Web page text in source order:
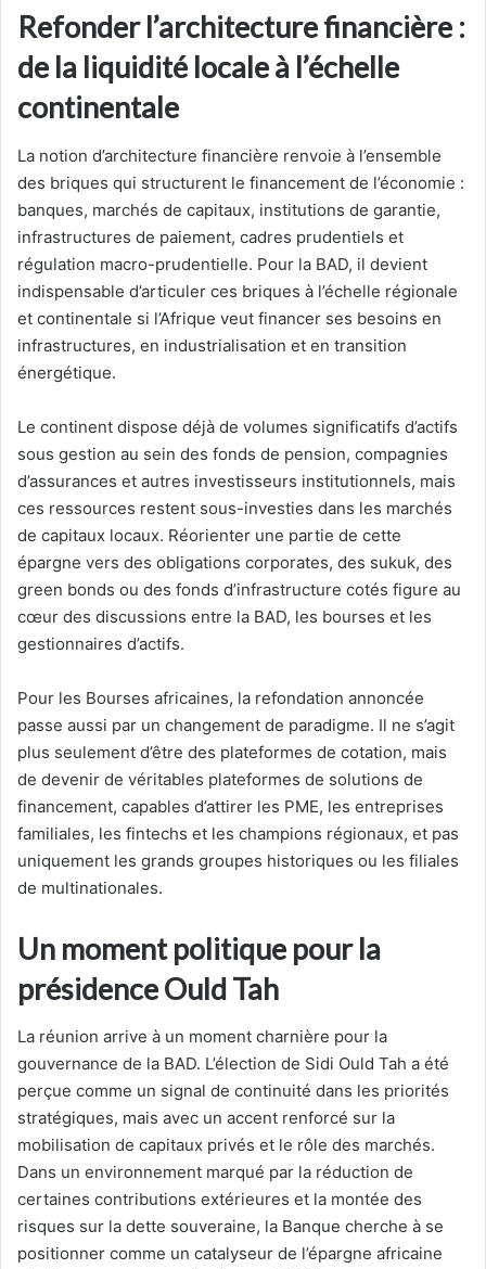
Refonder l’architecture financière :
de la liquidité locale à l’échelle
continentale
La notion d’architecture financière renvoie à l’ensemble
des briques qui structurent le financement de l’économie :
banques, marchés de capitaux, institutions de garantie,
infrastructures de paiement, cadres prudentiels et
régulation macro-prudentielle. Pour la BAD, il devient
indispensable d’articuler ces briques à l’échelle régionale
et continentale si l’Afrique veut financer ses besoins en
infrastructures, en industrialisation et en transition
énergétique.
Le continent dispose déjà de volumes significatifs d’actifs
sous gestion au sein des fonds de pension, compagnies
d’assurances et autres investisseurs institutionnels, mais
ces ressources restent sous-investies dans les marchés
de capitaux locaux. Réorienter une partie de cette
épargne vers des obligations corporates, des sukuk, des
green bonds ou des fonds d’infrastructure cotés figure au
cœur des discussions entre la BAD, les bourses et les
gestionnaires d’actifs.
Pour les Bourses africaines, la refondation annoncée
passe aussi par un changement de paradigme. Il ne s’agit
plus seulement d’être des plateformes de cotation, mais
de devenir de véritables plateformes de solutions de
financement, capables d’attirer les PME, les entreprises
familiales, les fintechs et les champions régionaux, et pas
uniquement les grands groupes historiques ou les filiales
de multinationales.
Un moment politique pour la
présidence Ould Tah
La réunion arrive à un moment charnière pour la
gouvernance de la BAD. L’élection de Sidi Ould Tah a été
perçue comme un signal de continuité dans les priorités
stratégiques, mais avec un accent renforcé sur la
mobilisation de capitaux privés et le rôle des marchés.
Dans un environnement marqué par la réduction de
certaines contributions extérieures et la montée des
risques sur la dette souveraine, la Banque cherche à se
positionner comme un catalyseur de l’épargne africaine